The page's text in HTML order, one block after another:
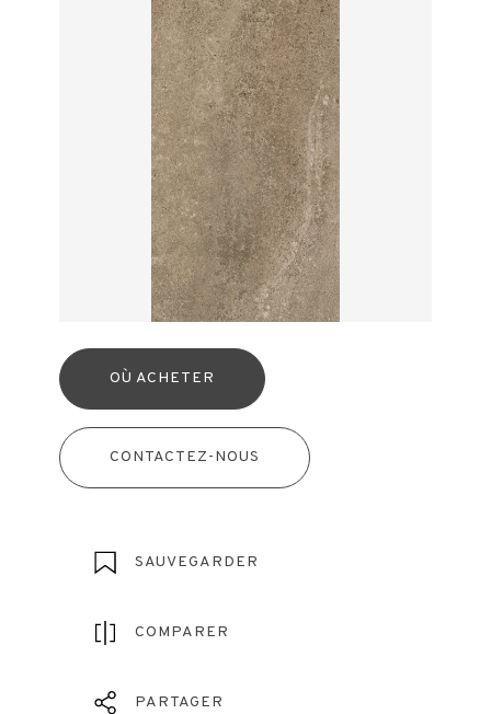
OÙ ACHETER
CONTACTEZ-NOUS
SAUVEGARDER
COMPARER
PARTAGER